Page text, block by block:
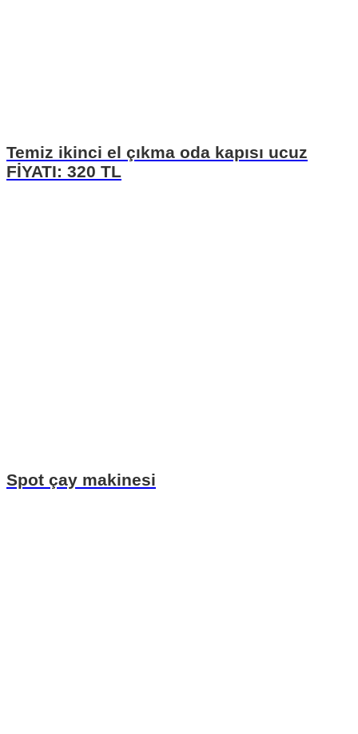
Temiz ikinci el çıkma oda kapısı ucuz
FİYATI: 320 TL
Spot çay makinesi